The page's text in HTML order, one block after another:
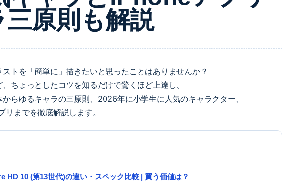
原則も解説
トを「簡単に」描きたいと思ったことはありませんか？
ちょっとしたコツを知るだけで驚くほど上達し、
らゆるキャラの三原則、2026年に小学生に人気のキャラクター、
までを徹底解説します。
HD 10 (第13世代)の違い・スペック比較 | 買う価値は？